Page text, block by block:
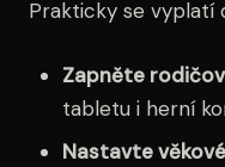
Prakticky se
Zapněte
tabletu i herní
Nastavte